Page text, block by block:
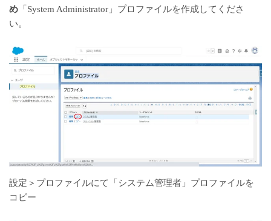
め 「System Administrator」プロファイルを作成してくださ
い。
設定＞プロファイルにて「システム管理者」プロファイルを
コピー